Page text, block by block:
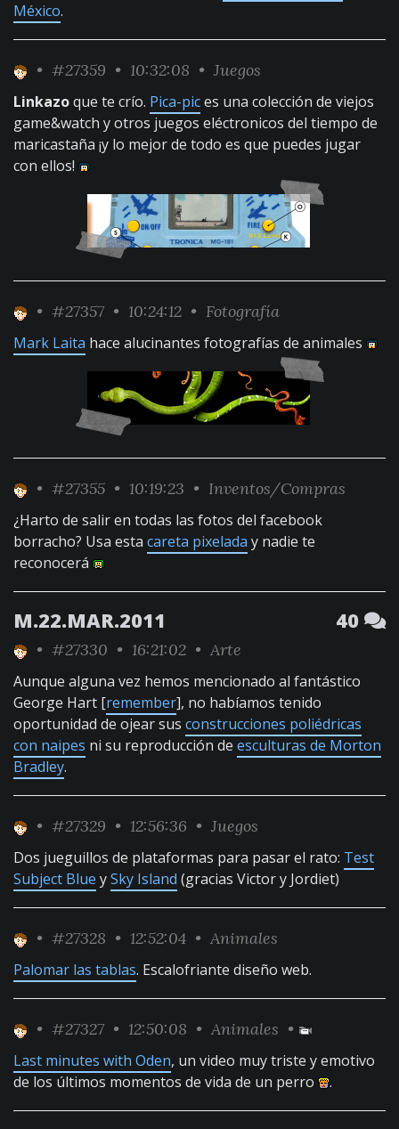
México.
• #27359 • 10:32:08 • Juegos
Linkazoque te crío. Pica-pices una colección de viejos
game&watch y otros juegos eléctronicos del tiempo de
maricastaña ¡y lo mejor de todo es que puedes jugar
con ellos!
• #27357 • 10:24:12 • Fotografía
Mark Laita hace alucinantes fotografías de animales
• #27355 • 10:19:23 • Inventos/Compras
¿Harto de salir en todas las fotos del facebook
borracho? Usa esta careta pixelada y nadie te
reconocerá
M.22.MAR.2011 40
• #27330 • 16:21:02 • Arte
Aunque alguna vez hemos mencionado al fantástico
George Hart [remember], no habíamos tenido
oportunidad de ojear sus construcciones poliédricas
con naipes ni su reproducción de esculturas de Morton
Bradley.
• #27329 • 12:56:36 • Juegos
Dos jueguillos de plataformas para pasar el rato: Test
Subject Blue ySky Island (gracias Victor y Jordiet)
• #27328 • 12:52:04 • Animales
Palomar las tablas. Escalofriante diseño web.
• #27327 • 12:50:08 • Animales •
Last minutes with Oden, un video muy triste y emotivo
de los últimos momentos de vida de un perro
.